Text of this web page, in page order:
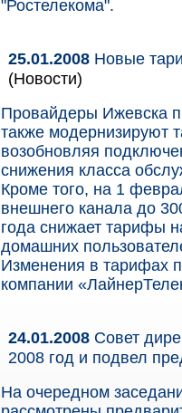
"Ростелекома".
25.01.2008 Новые
(Новости)
Провайдеры Ижевска
также модернизируют
возобновляя
снижения класса
Кроме того, на 1
внешнего канала до
года снижает тарифы
домашних
Изменения в тарифах
компании
24.01.2008 Совет
2008 год и подвел
На очередном